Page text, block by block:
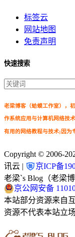
标签云
网站地图
免责声明
快速搜索
老梁博客（蛤蟆工作室），
作系统应用与计算机网络技
有用的网络教程与技术;因为
Copyright © 2006-
讯云 |
京ICP备
老梁`s Blog（老梁
京公网安备
本站部分资源来自
资源不代表本站立